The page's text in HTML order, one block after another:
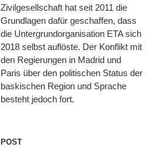
Zivilgesellschaft hat seit 2011 die
Grundlagen dafür geschaffen, dass
die Untergrundorganisation ETA sich
2018 selbst auflöste. Der Konflikt mit
den Regierungen in Madrid und
Paris über den politischen Status der
baskischen Region und Sprache
besteht jedoch fort.
POST